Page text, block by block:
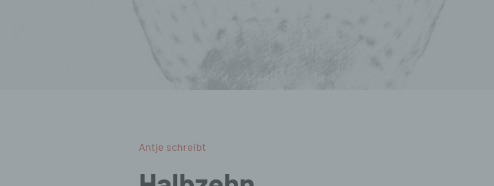
Antje schreibt